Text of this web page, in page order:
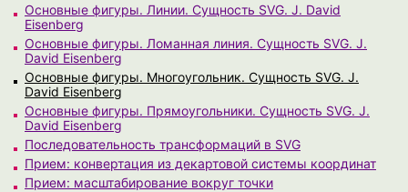
Основные фигуры. Линии. Сущность SVG. J. David
Eisenberg
Основные фигуры. Ломанная линия. Сущность SVG. J.
David Eisenberg
Основные фигуры. Многоугольник. Сущность SVG. J.
David Eisenberg
Основные фигуры. Прямоугольники. Сущность SVG. J.
David Eisenberg
Последовательность трансформаций в SVG
Прием: конвертация из декартовой системы координат
Прием: масштабирование вокруг точки